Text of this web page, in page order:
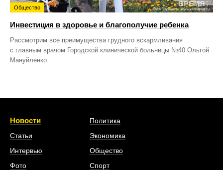
Общество
Инвестиция в здоровье и благополучие ребенка
Рассмотрим все преимущества грудного вскармливания
с главным врачом Городской клинической больницы №40 Ольгой
Мануйленко.
Новости
Статьи
Интервью
Фото
Политика
Экономика
Общество
Спорт